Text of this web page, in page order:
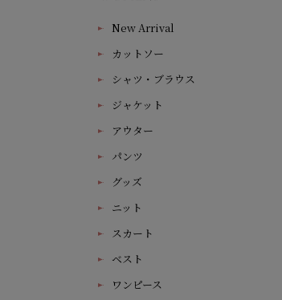
New Arrival
カットソー
シャツ・ブラウス
ジャケット
アウター
パンツ
グッズ
ニット
スカート
ベスト
ワンピース